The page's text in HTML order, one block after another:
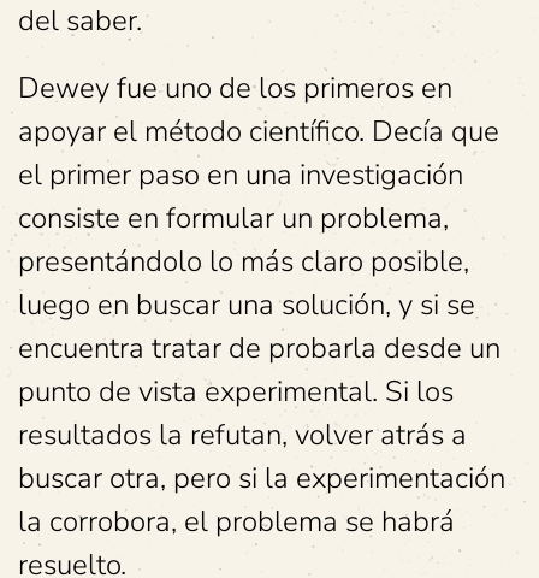
del saber.
Dewey fue uno de los primeros en
apoyar el método científico. Decía que
el primer paso en una investigación
consiste en formular un problema,
presentándolo lo más claro posible,
luego en buscar una solución, y si se
encuentra tratar de probarla desde un
punto de vista experimental. Si los
resultados la refutan, volver atrás a
buscar otra, pero si la experimentación
la corrobora, el problema se habrá
resuelto.